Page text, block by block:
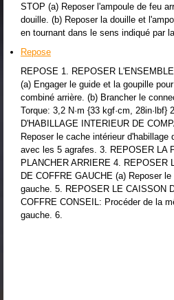
STOP (a) Reposer l'ampoule de feu
douille. (b) Reposer la douille et
en tournant dans le sens indiqué par
Repose
REPOSE 1. REPOSER
(a) Engager le guide et la goupille
combiné arrière. (b) Brancher le
Torque: 3,2 N·m {33 kgf·cm,
D'HABILLAGE INTERIEUR DE
Reposer le cache intérieur d'habillage
avec les 5 agrafes. 3. REPOSER LA
PLANCHER ARRIERE 4. REPOSER
DE COFFRE GAUCHE (a) Reposer
gauche. 5. REPOSER LE CAISSON
COFFRE CONSEIL: Procéder de la
gauche. 6.